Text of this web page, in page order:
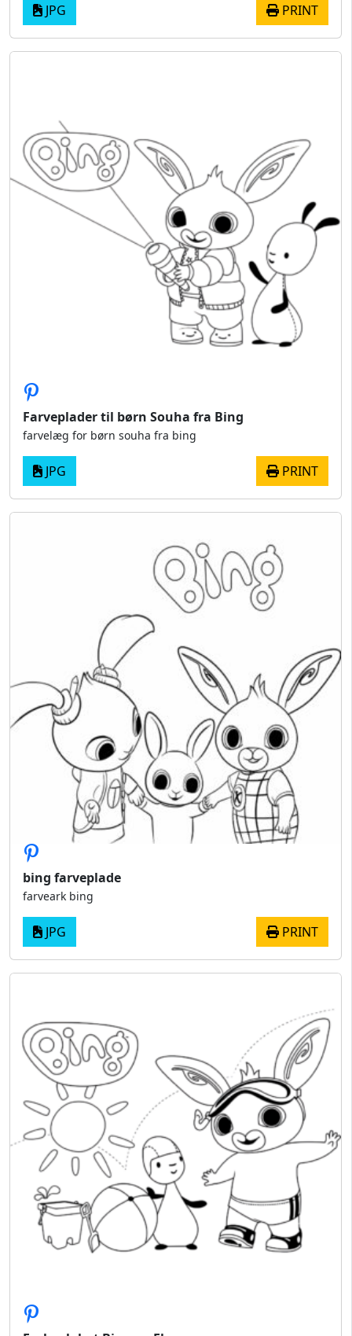
JPG PRINT
Farveplader til børn Souha fra Bing
farvelæg for børn souha fra bing
JPG PRINT
bing farveplade
farveark bing
JPG PRINT